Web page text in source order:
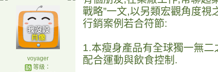
voyager
等級：
戰略”一文,以另類宏觀角度視
行銷案例若合符節:
1.本瘦身產品有全球獨一無
配合運動與飲食控制.